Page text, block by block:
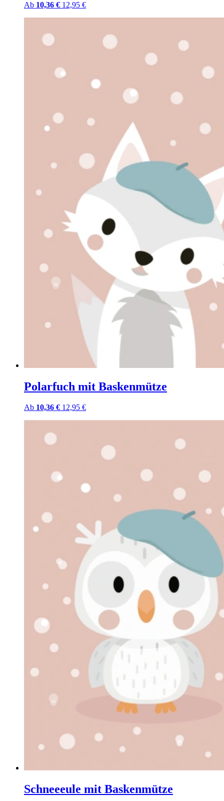
Ab 10,36 € 12,95 €
Polarfuch mit Baskenmütze
Ab 10,36 € 12,95 €
Schneeeule mit Baskenmütze